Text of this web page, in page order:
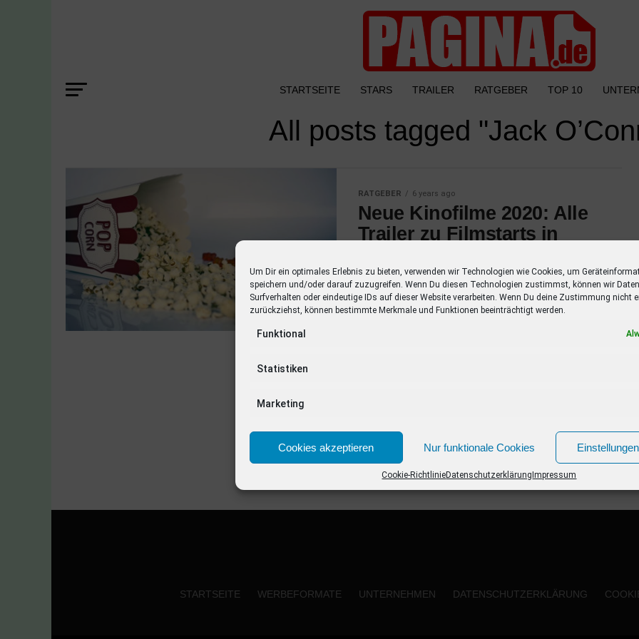
Um Dir ein optimales Erlebnis zu bieten, verwenden wir Technologien wie Cookies, um
speichern und/oder darauf zuzugreifen. Wenn Du diesen Technologien zustimmst, können wir
Surfverhalten oder eindeutige IDs auf dieser Website verarbeiten. Wenn Du deine Zustimmung nicht
zurückziehst, können bestimmte Merkmale und Funktionen beeinträchtigt werden.
Funktional
Statistiken
Marketing
Cookies akzeptieren Nur funktionale Cookies
Cookie-RichtlinieDatenschutzerklärung Impressum
STARTSEITE STARS TRAILER RATGEBER TOP 10
All posts tagged "Jack
RATGEBER 6 years ago
Neue Kinofilme 2020: Alle
Trailer zu Filmstarts in
Entdecke alle Trailer zu Filmstarts in diesem
Jahr mit einer Übersicht der Schauspieler.
Verpasse keinen Film mehr mit dieser Liste!
STARTSEITE WERBEFORMATE UNTERNEHMEN DATENSCHUTZERKLÄRUNG